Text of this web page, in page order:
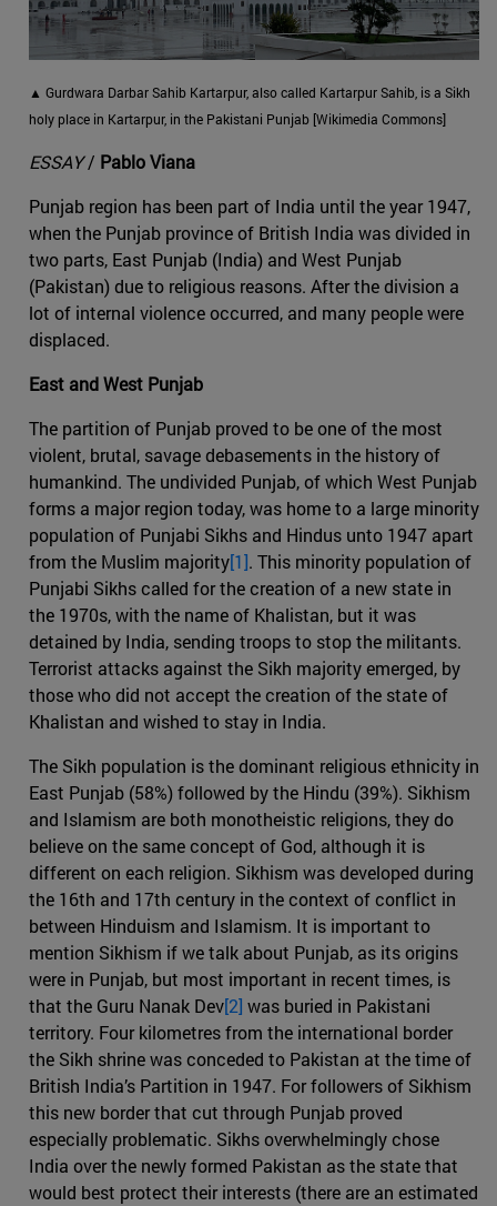
▲ Gurdwara Darbar Sahib Kartarpur, also called Kartarpur Sahib, is a Sikh
holy place in Kartarpur, in the Pakistani Punjab [Wikimedia Commons]
ESSAY/ Pablo Viana
Punjab region has been part of India until the year 1947,
when the Punjab province of British India was divided in
two parts, East Punjab (India) and West Punjab
(Pakistan) due to religious reasons. After the division a
lot of internal violence occurred, and many people were
displaced.
East and West Punjab
The partition of Punjab proved to be one of the most
violent, brutal, savage debasements in the history of
humankind. The undivided Punjab, of which West Punjab
forms a major region today, was home to a large minority
population of Punjabi Sikhs and Hindus unto 1947 apart
from the Muslim majority[1]. This minority population of
Punjabi Sikhs called for the creation of a new state in
the 1970s, with the name of Khalistan, but it was
detained by India, sending troops to stop the militants.
Terrorist attacks against the Sikh majority emerged, by
those who did not accept the creation of the state of
Khalistan and wished to stay in India.
The Sikh population is the dominant religious ethnicity in
East Punjab (58%) followed by the Hindu (39%). Sikhism
and Islamism are both monotheistic religions, they do
believe on the same concept of God, although it is
different on each religion. Sikhism was developed during
the 16th and 17th century in the context of conflict in
between Hinduism and Islamism. It is important to
mention Sikhism if we talk about Punjab, as its origins
were in Punjab, but most important in recent times, is
that the Guru Nanak Dev[2] was buried in Pakistani
territory. Four kilometres from the international border
the Sikh shrine was conceded to Pakistan at the time of
British India’s Partition in 1947. For followers of Sikhism
this new border that cut through Punjab proved
especially problematic. Sikhs overwhelmingly chose
India over the newly formed Pakistan as the state that
would best protect their interests (there are an estimated